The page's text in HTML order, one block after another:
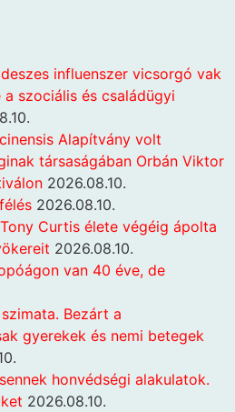
influenszer vicsorgó vak
szociális és családügyi
Alapítvány volt
társaságában Orbán Viktor
2026.08.10.
2026.08.10.
Curtis élete végéig ápolta
2026.08.10.
van 40 éve, de
Bezárt a
gyerekek és nemi betegek
honvédségi alakulatok.
2026.08.10.